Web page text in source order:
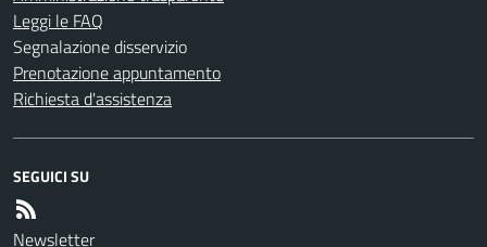
Leggi le FAQ
Segnalazione disservizio
Prenotazione appuntamento
Richiesta d'assistenza
SEGUICI SU
Newsletter